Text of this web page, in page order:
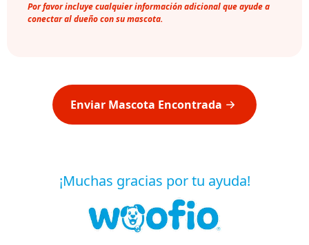
Por favor incluye cualquier información adicional que ayude a
conectar al dueño con su mascota.
Enviar Mascota Encontrada
¡Muchas gracias por tu ayuda!